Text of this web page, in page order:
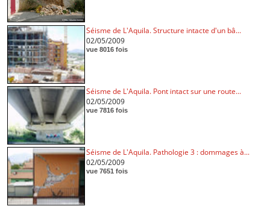
Séisme de L'Aquila. Structure intacte d'un bâ...
02/05/2009
vue 8016 fois
Séisme de L'Aquila. Pont intact sur une route...
02/05/2009
vue 7816 fois
Séisme de L'Aquila. Pathologie 3 : dommages à...
02/05/2009
vue 7651 fois